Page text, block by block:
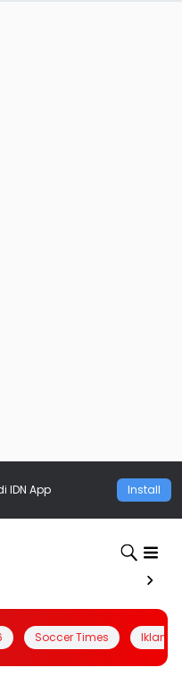
IDN App Install
Soccer Times Iklanin